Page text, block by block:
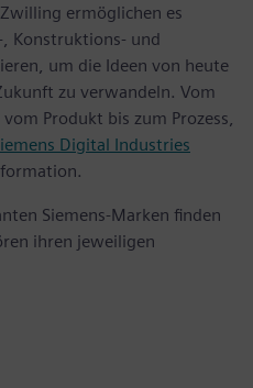
ermöglichen es
Konstruktions- und
um die Ideen von heute
zu verwandeln. Vom
Produkt bis zum Prozess,
Digital Industries
Siemens-Marken finden
ihren jeweiligen